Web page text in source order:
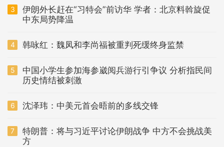
3
伊朗外长赶在“习特会”前访华 学者：北京料斡旋促
中东局势降温
4 韩咏红：魏凤和李尚福被重判死缓终身监禁
5
中国小学生参加海参崴阅兵游行引争议 分析指民间
历史情结被刺激
6 沈泽玮：中美元首会晤前的多线交锋
7
特朗普：将与习近平讨论伊朗战争 中方不会挑战美
方